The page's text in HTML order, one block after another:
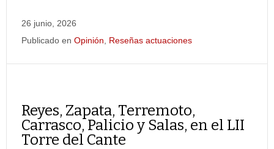
26 junio, 2026
Publicado en Opinión Reseñas actuaciones
Reyes, Zapata, Terremoto,
Carrasco, Palicio y Salas, en el LII
Torre del Cante